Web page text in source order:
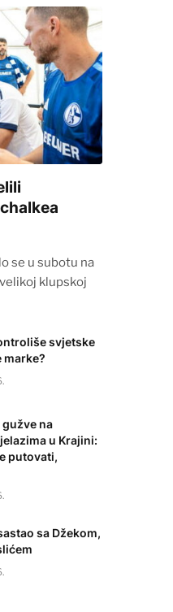
se u subotu na
klupskoj
svjetske
na
u Krajini:
putovati,
sa Džekom,